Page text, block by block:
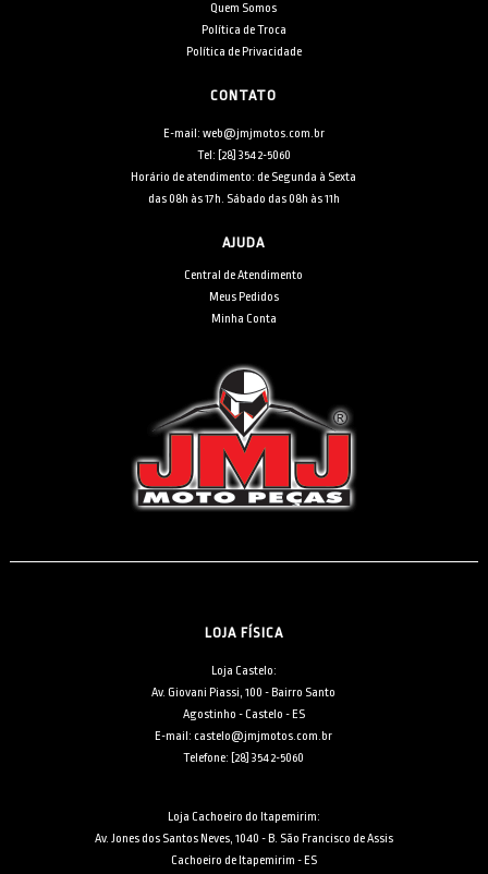
Quem Somos
Política de Troca
Política de Privacidade
CONTATO
E-mail: web@jmjmotos.com.br
Tel: [28] 3542-5060
Horário de atendimento: de Segunda à Sexta
das 08h às 17h. Sábado das 08h às 11h
AJUDA
Central de Atendimento
Meus Pedidos
Minha Conta
LOJA FÍSICA
Loja Castelo:
Av. Giovani Piassi, 100 - Bairro Santo
Agostinho - Castelo - ES
E-mail: castelo@jmjmotos.com.br
Telefone: [28] 3542-5060
Loja Cachoeiro do Itapemirim:
Av. Jones dos Santos Neves, 1040 - B. São Francisco de Assis
Cachoeiro de Itapemirim - ES